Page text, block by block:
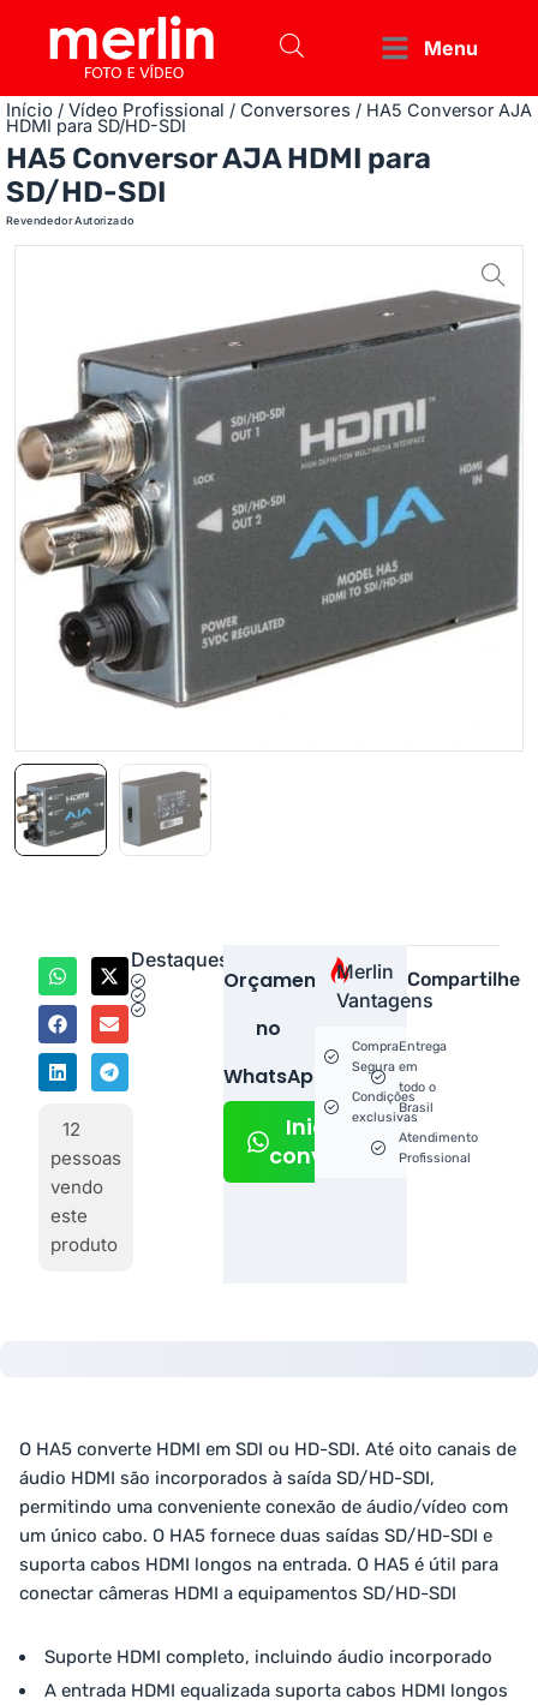
Menu
Início / Vídeo Profissional / Conversores / HA5 Conversor AJA
HDMI para SD/HD-SDI
HA5 Conversor AJA HDMI para
SD/HD-SDI
Revendedor Autorizado
Destaques
Orçamento
no
WhatsApp!
Iniciar
conversa
Compartilhe
12
pessoas
vendo
este
produto
Merlin
Vantagens
Compra
Segura
Condições
exclusivas
Entrega
em
todo o
Brasil
Atendimento
Profissional
O HA5 converte HDMI em SDI ou HD-SDI. Até oito canais de
áudio HDMI são incorporados à saída SD/HD-SDI,
permitindo uma conveniente conexão de áudio/vídeo com
um único cabo. O HA5 fornece duas saídas SD/HD-SDI e
suporta cabos HDMI longos na entrada. O HA5 é útil para
conectar câmeras HDMI a equipamentos SD/HD-SDI
Suporte HDMI completo, incluindo áudio incorporado
A entrada HDMI equalizada suporta cabos HDMI longos